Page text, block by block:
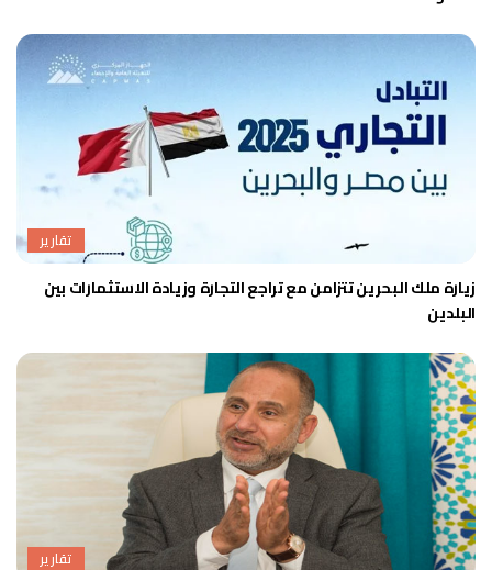
تقارير
زيارة ملك البحرين تتزامن مع تراجع التجارة وزيادة الاستثمارات بين
البلدين
تقارير